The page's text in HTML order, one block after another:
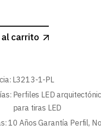
carrito
L3213-1-PL
Perfiles LED
para tiras LED
10 Años Garantía Perfil,